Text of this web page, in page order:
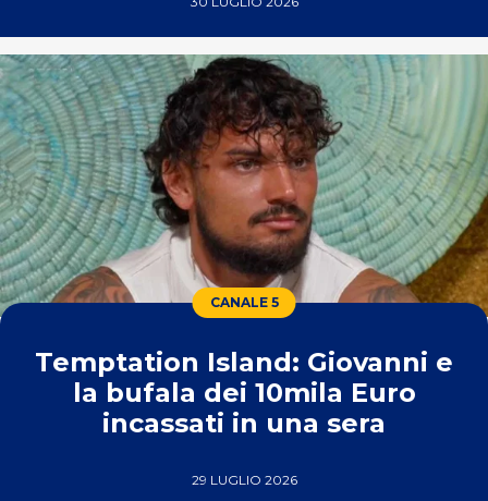
CANALE 5
Temptation Island: Giovanni e
la bufala dei 10mila Euro
incassati in una sera
29 LUGLIO 2026